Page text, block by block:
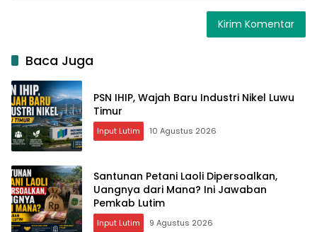
Baca Juga
PSN IHIP, Wajah Baru Industri Nikel Luwu
Timur
Input Lutim 10 Agustus 2026
Santunan Petani Laoli Dipersoalkan,
Uangnya dari Mana? Ini Jawaban
Pemkab Lutim
Input Lutim 9 Agustus 2026